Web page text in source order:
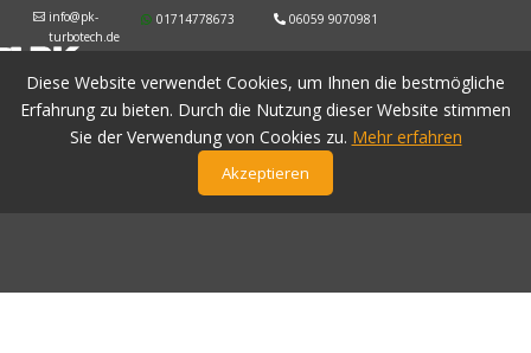
info@pk-
turbotech.de
Diese Website verwendet Cookies, um Ihnen die bestmögliche
Erfahrung zu bieten. Durch die Nutzung dieser Website stimmen
Sie der Verwendung von Cookies zu. Mehr erfahren
Akzeptieren
01714778673 06059 9070981